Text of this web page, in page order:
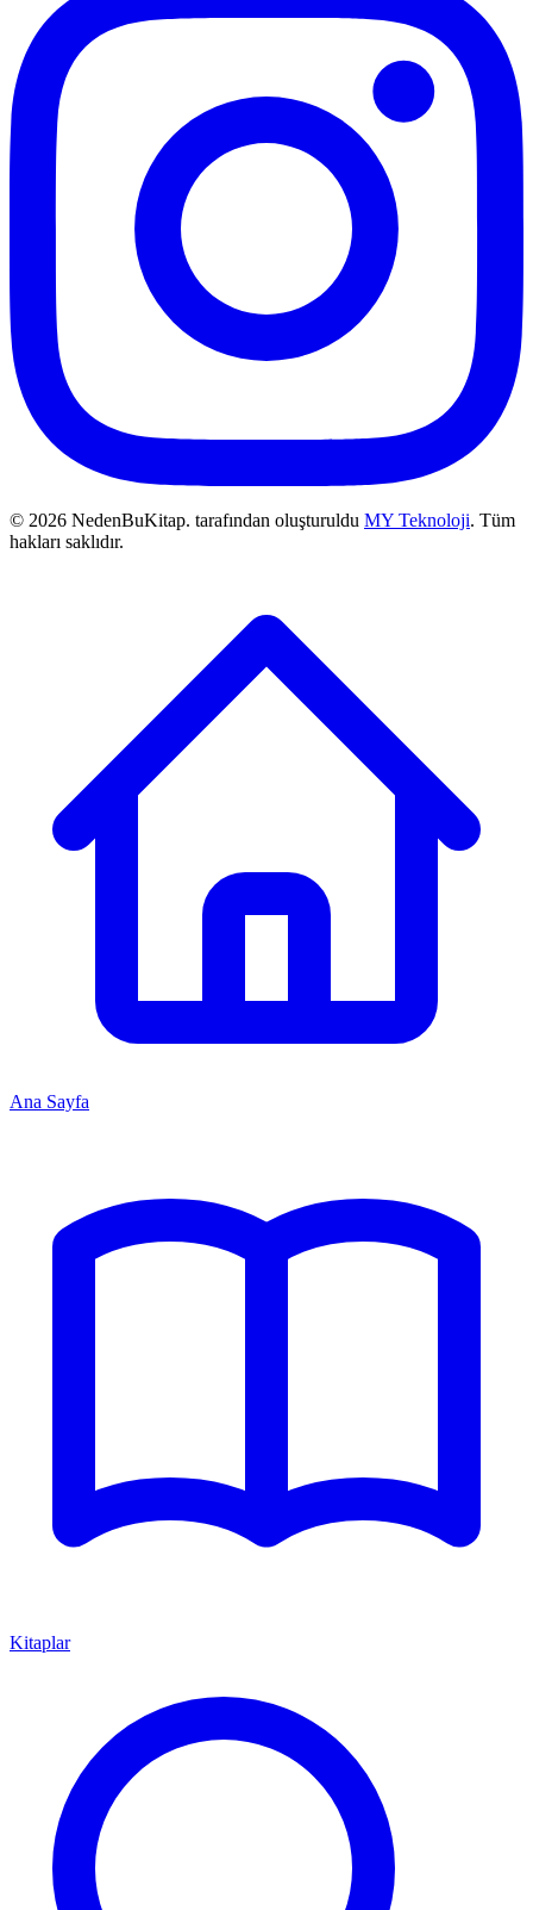
© 2026 NedenBuKitap. tarafından oluşturuldu MY Teknoloji. Tüm
hakları saklıdır.
Ana Sayfa
Kitaplar